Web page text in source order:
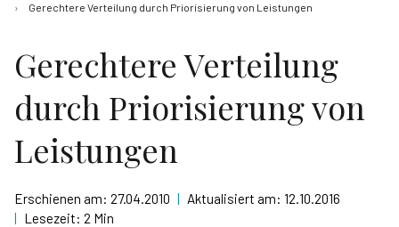
Gerechtere Verteilung durch Priorisierung von Leistungen
Gerechtere Verteilung
durch Priorisierung von
Leistungen
Erschienen am: 27.04.2010 | Aktualisiert am: 12.10.2016
| Lesezeit: 2 Min